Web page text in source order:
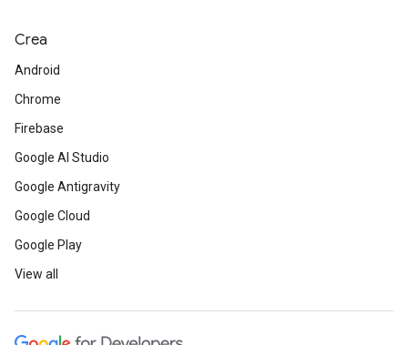
Crea
Android
Chrome
Firebase
Google AI Studio
Google Antigravity
Google Cloud
Google Play
View all